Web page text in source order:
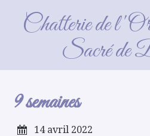
Chatterie de
Sacré de
9 semaines
9 semaines
14 avril 2022